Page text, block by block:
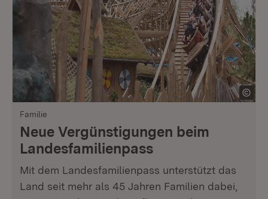
Familie
Neue Vergünstigungen beim
Landesfamilienpass
Mit dem Landesfamilienpass unterstützt das
Land seit mehr als 45 Jahren Familien dabei,